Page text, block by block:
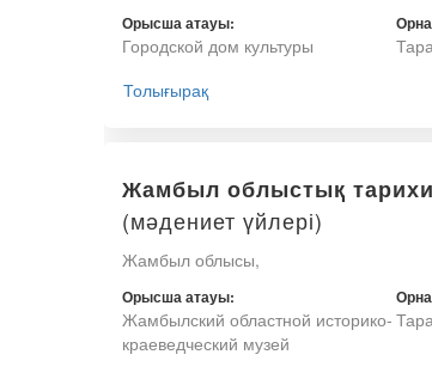
Орысша атауы:
Городской дом культуры
Толығырақ
Жамбыл облыстық
(мәдениет үйлері)
Жамбыл облысы,
Орысша атауы:
Жамбылский областной историко-
краеведческий музей